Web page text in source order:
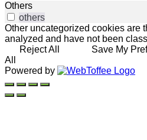
Others
others
Other uncategorized cookies are
analyzed and have not been
Reject All
Save My
All
Powered by